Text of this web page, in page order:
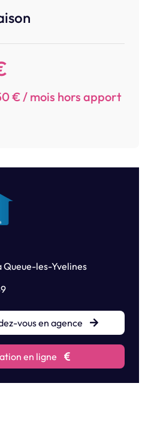
€ / mois hors apport
Queue-les-Yvelines
vous en agence
en ligne